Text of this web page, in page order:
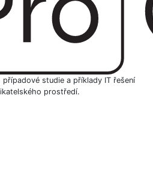
případové studie a příklady IT řešení
prostředí.